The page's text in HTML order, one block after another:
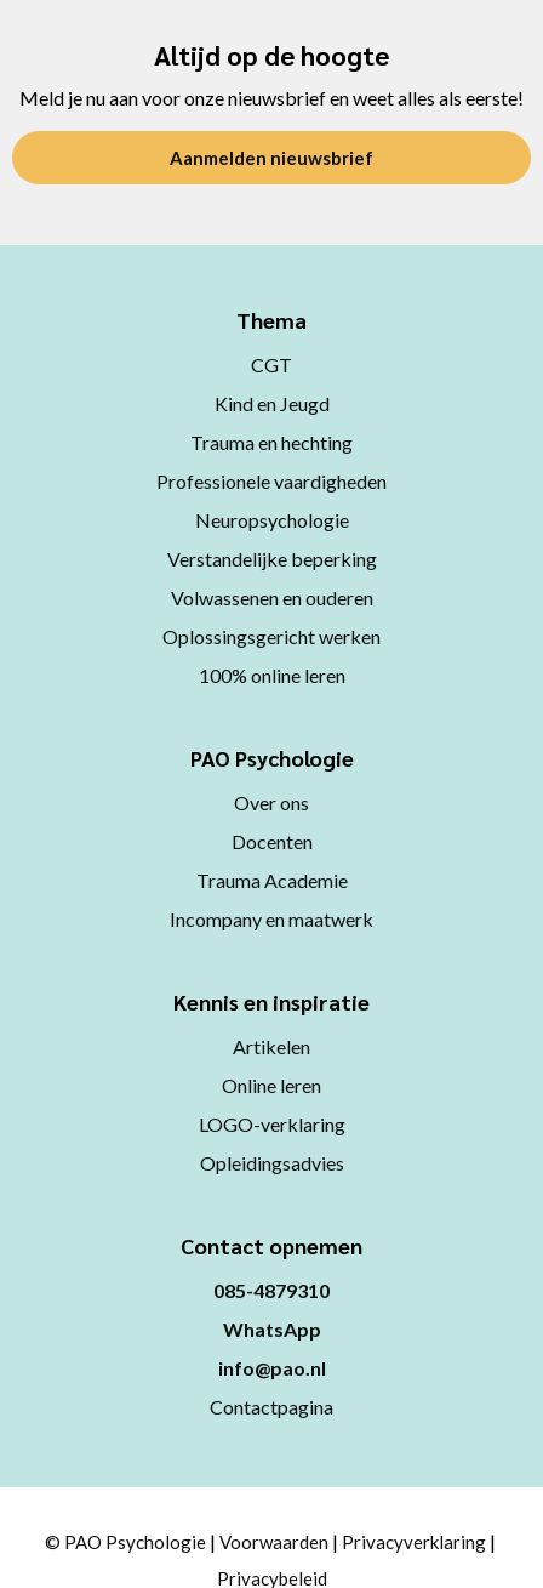
Altijd op de hoogte
Meld je nu aan voor onze nieuwsbrief en weet alles als eerste!
Aanmelden nieuwsbrief
Thema
CGT
Kind en Jeugd
Trauma en hechting
Professionele vaardigheden
Neuropsychologie
Verstandelijke beperking
Volwassenen en ouderen
Oplossingsgericht werken
100% online leren
PAO Psychologie
Over ons
Docenten
Trauma Academie
Incompany en maatwerk
Kennis en inspiratie
Artikelen
Online leren
LOGO-verklaring
Opleidingsadvies
Contact opnemen
085-4879310
WhatsApp
info@pao.nl
Contactpagina
© PAO Psychologie Voorwaarden
Privacyverklaring
Privacybeleid